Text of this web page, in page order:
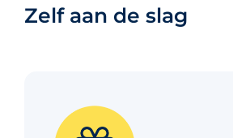
Zelf aan de slag